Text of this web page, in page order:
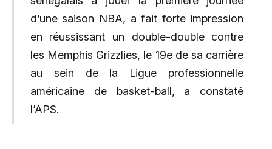
d’une saison NBA, a fait forte impression
en réussissant un double-double contre
les Memphis Grizzlies, le 19e de sa carrière
au sein de la Ligue professionnelle
américaine de basket-ball, a constaté
l’APS.